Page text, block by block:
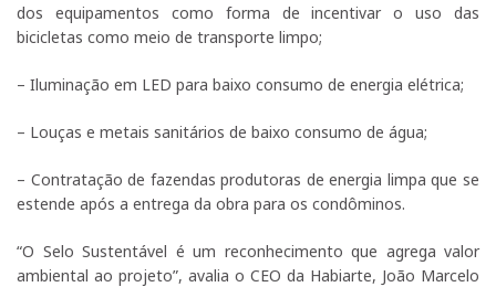
dos equipamentos como forma de incentivar o uso das
bicicletas como meio de transporte limpo;
– Iluminação em LED para baixo consumo de energia elétrica;
– Louças e metais sanitários de baixo consumo de água;
– Contratação de fazendas produtoras de energia limpa que se
estende após a entrega da obra para os condôminos.
“O Selo Sustentável é um reconhecimento que agrega valor
ambiental ao projeto”, avalia o CEO da Habiarte, João Marcelo